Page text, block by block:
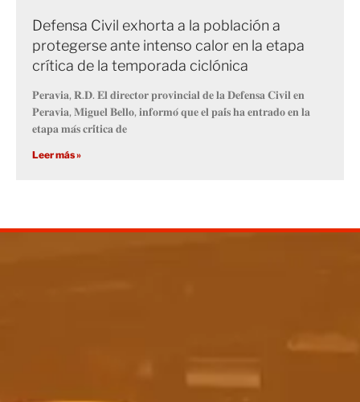
Defensa Civil exhorta a la población a
protegerse ante intenso calor en la etapa
crítica de la temporada ciclónica
𝐏𝐞𝐫𝐚𝐯𝐢𝐚, 𝐑.𝐃. 𝐄𝐥 𝐝𝐢𝐫𝐞𝐜𝐭𝐨𝐫 𝐩𝐫𝐨𝐯𝐢𝐧𝐜𝐢𝐚𝐥 𝐝𝐞 𝐥𝐚 𝐃𝐞𝐟𝐞𝐧𝐬𝐚 𝐂𝐢𝐯𝐢𝐥 𝐞𝐧
𝐏𝐞𝐫𝐚𝐯𝐢𝐚, 𝐌𝐢𝐠𝐮𝐞𝐥 𝐁𝐞𝐥𝐥𝐨, 𝐢𝐧𝐟𝐨𝐫𝐦𝐨́ 𝐪𝐮𝐞 𝐞𝐥 𝐩𝐚𝐢́𝐬 𝐡𝐚 𝐞𝐧𝐭𝐫𝐚𝐝𝐨 𝐞𝐧 𝐥𝐚
𝐞𝐭𝐚𝐩𝐚 𝐦𝐚́𝐬 𝐜𝐫𝐢́𝐭𝐢𝐜𝐚 𝐝𝐞
Leer más »